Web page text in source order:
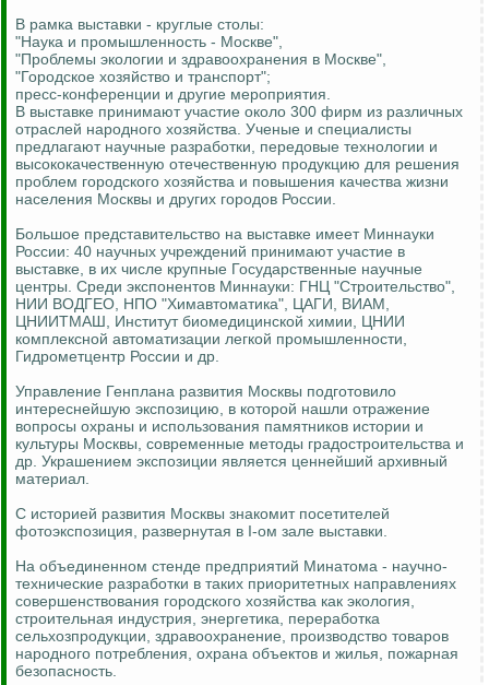
В рамка выставки - круглые столы:
"Наука и промышленность - Москве",
"Проблемы экологии и здравоохранения в Москве",
"Городское хозяйство и транспорт";
пресс-конференции и другие мероприятия.
В выставке принимают участие около 300 фирм из различных
отраслей народного хозяйства. Ученые и специалисты
предлагают научные разработки, передовые технологии и
высококачественную отечественную продукцию для решения
проблем городского хозяйства и повышения качества жизни
населения Москвы и других городов России.
Большое представительство на выставке имеет Миннауки
России: 40 научных учреждений принимают участие в
выставке, в их числе крупные Государственные научные
центры. Среди экспонентов Миннауки: ГНЦ "Строительство",
НИИ ВОДГЕО, НПО "Химавтоматика", ЦАГИ, ВИАМ,
ЦНИИТМАШ, Институт биомедицинской химии, ЦНИИ
комплексной автоматизации легкой промышленности,
Гидрометцентр России и др.
Управление Генплана развития Москвы подготовило
интереснейшую экспозицию, в которой нашли отражение
вопросы охраны и использования памятников истории и
культуры Москвы, современные методы градостроительства и
др. Украшением экспозиции является ценнейший архивный
материал.
С историей развития Москвы знакомит посетителей
фотоэкспозиция, развернутая в I-ом зале выставки.
На объединенном стенде предприятий Минатома - научно-
технические разработки в таких приоритетных направлениях
совершенствования городского хозяйства как экология,
строительная индустрия, энергетика, переработка
сельхозпродукции, здравоохранение, производство товаров
народного потребления, охрана объектов и жилья, пожарная
безопасность.